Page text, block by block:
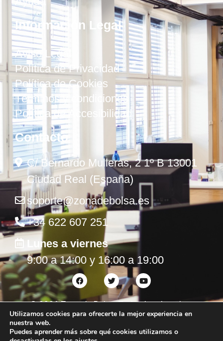
Información Legal
Aviso Legal
Política de Privacidad
Política de Cookies
Términos y condiciones
Política de Accesibilidad
Contacto
C/ Bernardo Mulleras, 2 1º B 13001
Ciudad Real (España)
soporte@zonadebolsa.es
+34 622 607 251
Lunes a viernes
9:00 a 14:00 y 16:00 a 19:00
©2026Zona de Bolsa. Todos los derechos
reservados.
Utilizamos cookies para ofrecerte la mejor experiencia en
nuestra web.
Puedes aprender más sobre qué cookies utilizamos o